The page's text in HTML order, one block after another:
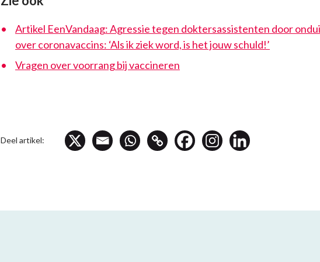
Artikel EenVandaag: Agressie tegen doktersassistenten door
over coronavaccins: ‘Als ik ziek word, is het jouw schuld!’
Vragen over voorrang bij vaccineren
Deel artikel: